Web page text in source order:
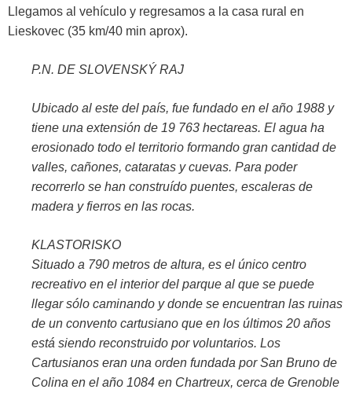
Llegamos al vehículo y regresamos a la casa rural en
Lieskovec (35 km/40 min aprox).
P.N. DE SLOVENSKÝ RAJ
Ubicado al este del país, fue fundado en el año 1988 y
tiene una extensión de 19 763 hectareas. El agua ha
erosionado todo el territorio formando gran cantidad de
valles, cañones, cataratas y cuevas. Para poder
recorrerlo se han construído puentes, escaleras de
madera y fierros en las rocas.
KLASTORISKO
Situado a 790 metros de altura, es el único centro
recreativo en el interior del parque al que se puede
llegar sólo caminando y donde se encuentran las ruinas
de un convento cartusiano que en los últimos 20 años
está siendo reconstruido por voluntarios. Los
Cartusianos eran una orden fundada por San Bruno de
Colina en el año 1084 en Chartreux, cerca de Grenoble